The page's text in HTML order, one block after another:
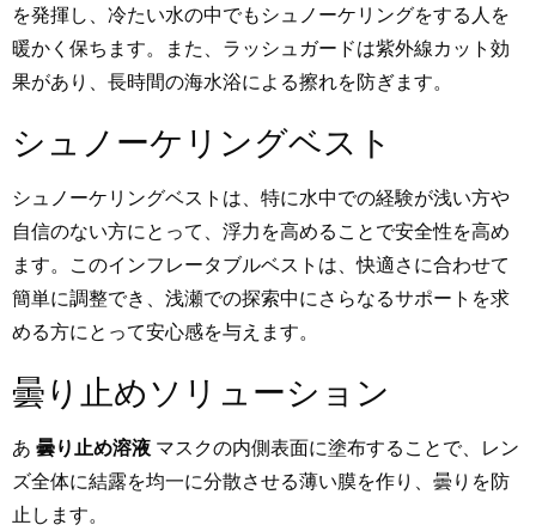
を発揮し、冷たい水の中でもシュノーケリングをする人を
暖かく保ちます。また、ラッシュガードは紫外線カット効
果があり、長時間の海水浴による擦れを防ぎます。
シュノーケリングベスト
シュノーケリングベストは、特に水中での経験が浅い方や
自信のない方にとって、浮力を高めることで安全性を高め
ます。このインフレータブルベストは、快適さに合わせて
簡単に調整でき、浅瀬での探索中にさらなるサポートを求
める方にとって安心感を与えます。
曇り止めソリューション
あ 曇り止め溶液マスクの内側表面に塗布することで、レン
ズ全体に結露を均一に分散させる薄い膜を作り、曇りを防
止します。